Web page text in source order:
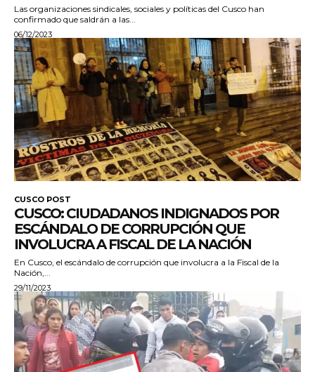
Las organizaciones sindicales, sociales y políticas del Cusco han
confirmado que saldrán a las...
06/12/2023
CUSCO POST
CUSCO: CIUDADANOS INDIGNADOS POR
ESCÁNDALO DE CORRUPCIÓN QUE
INVOLUCRA A FISCAL DE LA NACIÓN
En Cusco, el escándalo de corrupción que involucra a la Fiscal de la
Nación,...
29/11/2023